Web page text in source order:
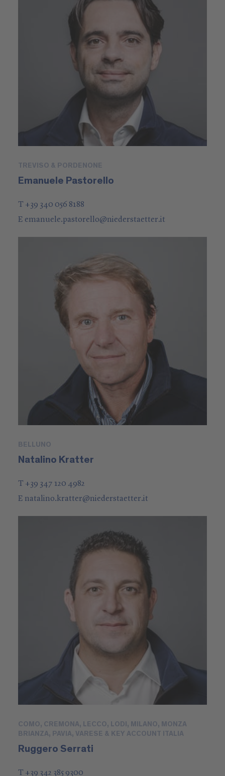
TREVISO & PORDENONE
Emanuele Pastorello
T +39 340 056 8188
E emanuele.pastorello@niederstaetter.it
BELLUNO
Natalino Kratter
T +39 347 120 4982
E natalino.kratter@niederstaetter.it
COMO, CREMONA, LECCO, LODI, MILANO, MONZA
BRIANZA, PAVIA, VARESE & KEY ACCOUNT ITALIA
Ruggero Serrati
T +39 342 385 9300